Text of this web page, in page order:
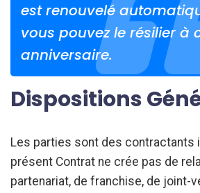
est renouvelé
vous pouvez le résilier à
anniversaire.
Dispositions
Les parties sont des contractants
présent Contrat ne crée pas de
partenariat, de franchise, de joint-